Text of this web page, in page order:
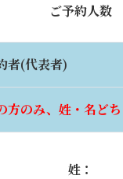
ご予約人数
者(代表者)
方のみ、姓・名ど
姓：